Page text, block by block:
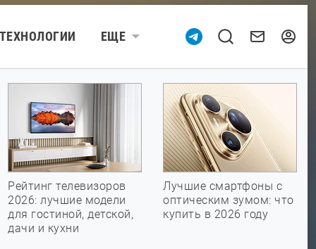
ТЕХНОЛОГИИ ЕЩЕ
Рейтинг телевизоров
2026: лучшие модели
для гостиной, детской,
дачи и кухни
Лучшие смартфоны с
оптическим зумом: что
купить в 2026 году